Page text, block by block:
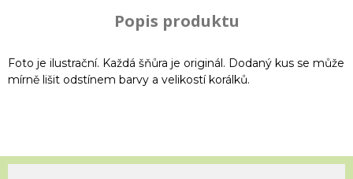
Popis produktu
Foto je ilustrační. Každá šňůra je originál. Dodaný kus se může
mírně lišit odstínem barvy a velikostí korálků.